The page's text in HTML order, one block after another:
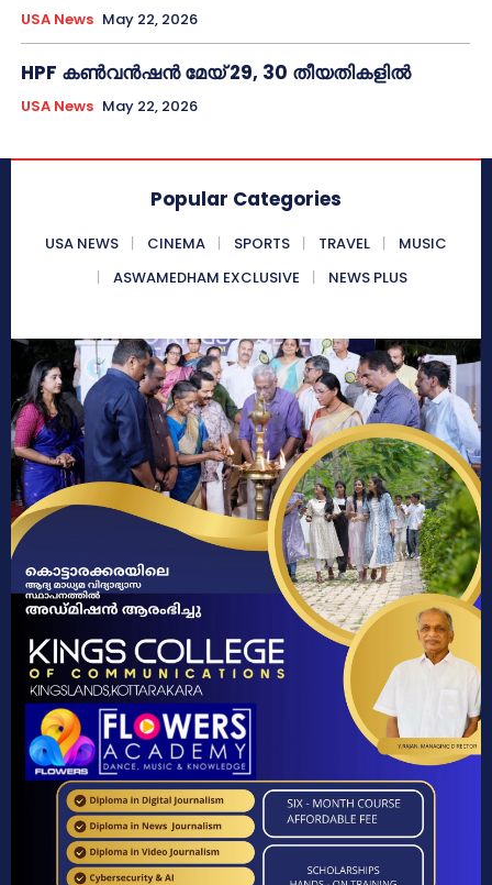
USA News May 22, 2026
HPF കൺവൻഷൻ മേയ് 29, 30 തീയതികളിൽ
USA News May 22, 2026
Popular Categories
USA NEWS CINEMA SPORTS TRAVEL
MUSIC
ASWAMEDHAM EXCLUSIVE
NEWS PLUS